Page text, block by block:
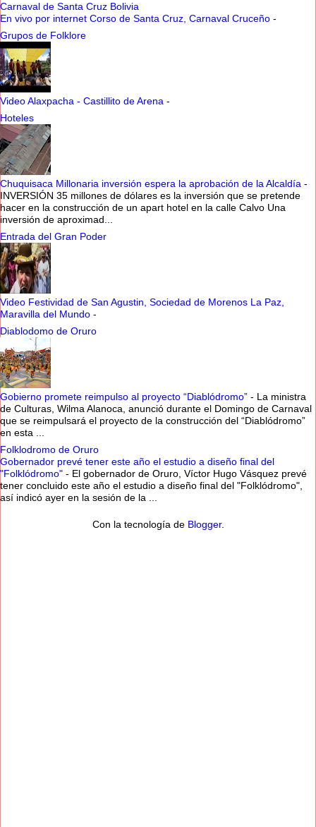
Carnaval de Santa Cruz Bolivia
En vivo por internet Corso de Santa Cruz, Carnaval Cruceño -
Grupos de Folklore
Video Alaxpacha - Castillito de Arena -
Hoteles
Chuquisaca Millonaria inversión espera la aprobación de la Alcaldía -
INVERSIÓN 35 millones de dólares es la inversión que se pretende
hacer en la construcción de un apart hotel en la calle Calvo Una
inversión de aproximad...
Entrada del Gran Poder
Video Festividad de San Agustin, Sociedad de Morenos La Paz,
Maravilla del Mundo -
Diablodomo de Oruro
Gobierno promete reimpulso al proyecto “Diablódromo” - La ministra
de Culturas, Wilma Alanoca, anunció durante el Domingo de Carnaval
que se reimpulsará el proyecto de la construcción del “Diablódromo”
en esta ...
Folklodromo de Oruro
Gobernador prevé tener este año el estudio a diseño final del
"Folklódromo" - El gobernador de Oruro, Víctor Hugo Vásquez prevé
tener concluido este año el estudio a diseño final del "Folklódromo",
así indicó ayer en la sesión de la ...
Con la tecnología de Blogger.